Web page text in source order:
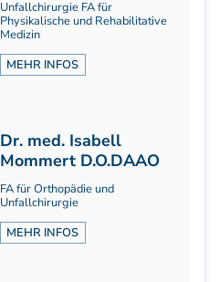
Unfallchirurgie FA für
Physikalische und Rehabilitative
Medizin
MEHR INFOS
Dr. med. Isabell
Mommert D.O.DAAO
FA für Orthopädie und
Unfallchirurgie
MEHR INFOS